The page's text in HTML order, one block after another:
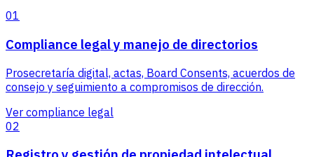
01
Compliance legal y manejo de directorios
Prosecretaría digital, actas, Board Consents, acuerdos de
consejo y seguimiento a compromisos de dirección.
Ver compliance legal
02